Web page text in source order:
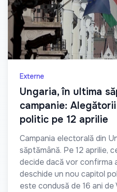
Externe
Ungaria, în ultima
campanie:
politic pe 12 aprilie
Campania electorală din
săptămână. Pe 12 aprilie,
decide dacă vor confirma
deschide un nou capitol
este condusă de 16 ani